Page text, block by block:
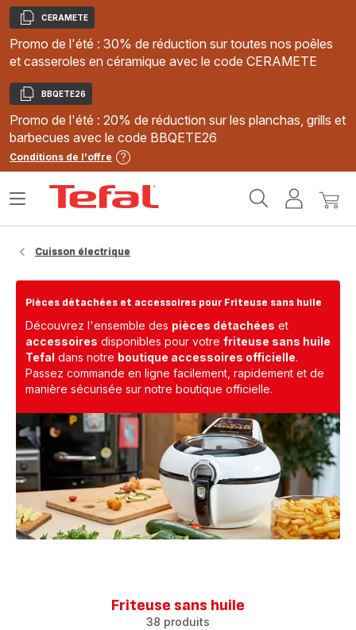
Copier
CERAMETE
Promo de l'été : 30% de réduction sur toutes nos poêles
et casseroles en céramique avec le code CERAMETE
Copier
BBQETE26
Promo de l'été : 20% de réduction sur les planchas, grills et
barbecues avec le code BBQETE26
Conditions de l'offre
MonMon
Ouvrir
Cuisson électrique
Pièces détachées et accessoires pour Friteuse sans huile
Découvrez l'ensemble des pièces détachées et
accessoires disponibles pour votre friteuse sans huile
Tefal dans notre boutique accessoires officielle.
Passez commande en ligne facilement, rapidement et de
manière sécurisée sur notre boutique officielle.
Friteuse sans huile
38 produits